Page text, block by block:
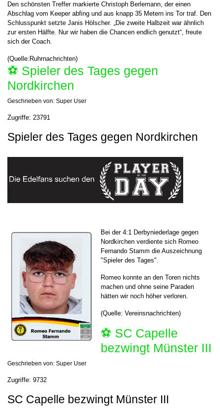
Den schönsten Treffer markierte Christoph Berlemann, der einen
Abschlag vom Keeper abfing und aus knapp 35 Metern ins Tor traf. Den
Schlusspunkt setzte Janis Hölscher. „Die zweite Halbzeit war ähnlich
zur ersten Hälfte. Nur wir haben die Chancen endlich genutzt“, freute
sich der Coach.
(Quelle:Ruhrnachrichten)
⚽️ Spieler des Tages gegen
Nordkirchen
Geschrieben von: Super User
Zugriffe: 23791
Spieler des Tages gegen Nordkirchen
Bei der 4:1 Derbyniederlage gegen
Nordkirchen verdiente sich Romeo
Fernando Stamm die Auszeichnung
"Spieler des Tages".
Romeo konnte an den Toren nichts
machen und ohne seine Paraden
hätten wir noch höher verloren.
(Quelle: Vereinsnachrichten)
⚽️ SC Capelle
bezwingt Münster III
Geschrieben von: Super User
Zugriffe: 9732
SC Capelle bezwingt Münster III